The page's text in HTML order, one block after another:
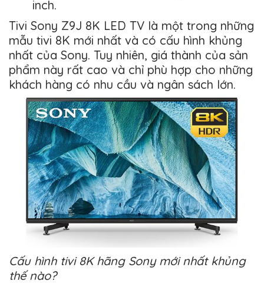
inch.
Tivi Sony Z9J 8K LED TV là một trong những
mẫu tivi 8K mới nhất và có cấu hình khủng
nhất của Sony. Tuy nhiên, giá thành của sản
phẩm này rất cao và chỉ phù hợp cho những
khách hàng có nhu cầu và ngân sách lớn.
Cấu hình tivi 8K hãng Sony mới nhất khủng
thế nào?